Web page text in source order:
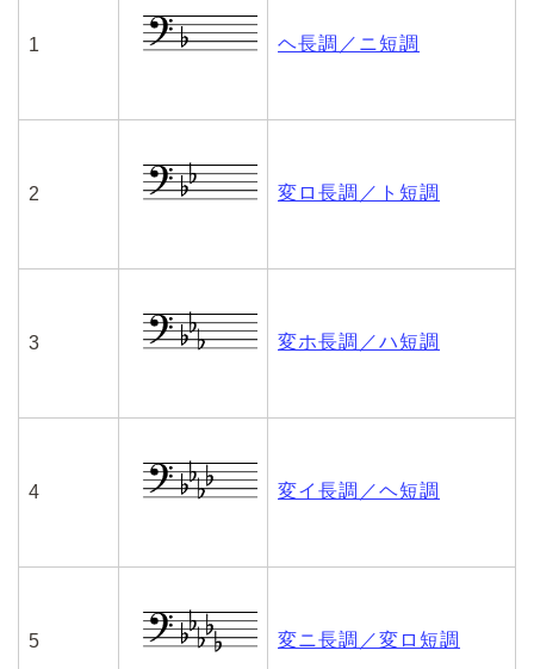
1 ヘ長調／ニ短調
2 変ロ長調／ト短調
3 変ホ長調／ハ短調
4 変イ長調／ヘ短調
5 変ニ長調／変ロ短調